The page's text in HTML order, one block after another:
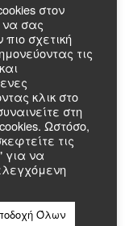
στον
να σας
σχετική
τις
κλικ στο
στη
Ωστόσο,
τις
για να
Όλων